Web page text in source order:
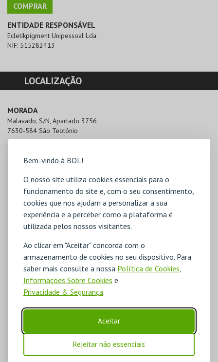
Bem-vindo à BOL!
O nosso site utiliza cookies essenciais para o
funcionamento do site e, com o seu consentimento,
cookies que nos ajudam a personalizar a sua
experiência e a perceber como a plataforma é
utilizada pelos nossos visitantes.
Ao clicar em "Aceitar" concorda com o
armazenamento de cookies no seu dispositivo. Para
saber mais consulte a nossa Política de Cookies
Informações Sobre Cookies e
Privacidade & Segurança.
Aceitar
Rejeitar não essenciais
COMPRAR
ENTIDADE RESPONSÁVEL
Ecletikpigment Unipessoal Lda.
NIF: 515282413
LOCALIZAÇÃO
MORADA
Malavado, S/N, Apartado 3756
7630-584 São Teotónio